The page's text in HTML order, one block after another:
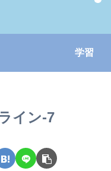
学習
イン-7